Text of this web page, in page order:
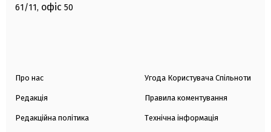
61/11, офіс 50
Про нас
Редакція
Редакційна політика
Угода Користувача Спільноти
Правила коментування
Технічна інформація